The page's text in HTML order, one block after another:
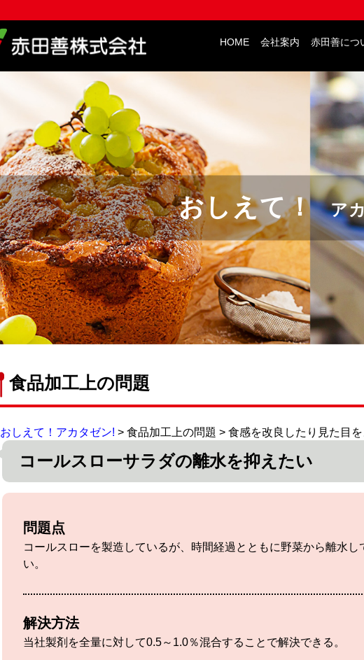
HOME 会社案内 赤田善につ
おしえて！ ア
食品加工上の問題
おしえて！アカタゼン! > 食品加工上の問題 > 食感を改良したり見た目
コールスローサラダの離水を抑えたい
問題点
コールスローを製造しているが、時間経過とともに野菜から離水
い。
解決方法
当社製剤を全量に対して0.5～1.0％混合することで解決できる。